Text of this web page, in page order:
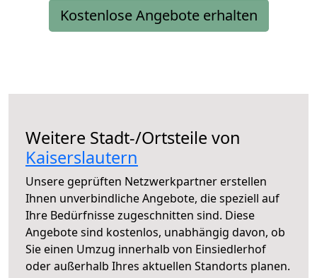
Kostenlose Angebote erhalten
Weitere Stadt-/Ortsteile von
Kaiserslautern
Unsere geprüften Netzwerkpartner erstellen
Ihnen unverbindliche Angebote, die speziell auf
Ihre Bedürfnisse zugeschnitten sind. Diese
Angebote sind kostenlos, unabhängig davon, ob
Sie einen Umzug innerhalb von Einsiedlerhof
oder außerhalb Ihres aktuellen Standorts planen.